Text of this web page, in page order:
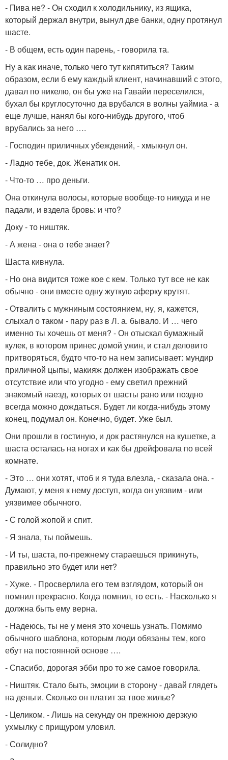
- Пива не? - Он сходил к холодильнику, из ящика,
который держал внутри, вынул две банки, одну протянул
шасте.
- В общем, есть один парень, - говорила та.
Ну а как иначе, только чего тут кипятиться? Таким
образом, если б ему каждый клиент, начинавший с этого,
давал по никелю, он бы уже на Гавайи переселился,
бухал бы круглосуточно да врубался в волны уаймиа - а
еще лучше, нанял бы кого-нибудь другого, чтоб
врубались за него ….
- Господин приличных убеждений, - хмыкнул он.
- Ладно тебе, док. Женатик он.
- Что-то … про деньги.
Она откинула волосы, которые вообще-то никуда и не
падали, и вздела бровь: и что?
Доку - то ништяк.
- А жена - она о тебе знает?
Шаста кивнула.
- Но она видится тоже кое с кем. Только тут все не как
обычно - они вместе одну жуткую аферку крутят.
- Отвалить с мужниным состоянием, ну, я, кажется,
слыхал о таком - пару раз в Л. а. бывало. И … чего
именно ты хочешь от меня? - Он отыскал бумажный
кулек, в котором принес домой ужин, и стал деловито
притворяться, будто что-то на нем записывает: мундир
приличной цыпы, макияж должен изображать свое
отсутствие или что угодно - ему светил прежний
знакомый наезд, которых от шасты рано или поздно
всегда можно дождаться. Будет ли когда-нибудь этому
конец, подумал он. Конечно, будет. Уже был.
Они прошли в гостиную, и док растянулся на кушетке, а
шаста осталась на ногах и как бы дрейфовала по всей
комнате.
- Это … они хотят, чтоб и я туда влезла, - сказала она. -
Думают, у меня к нему доступ, когда он уязвим - или
уязвимее обычного.
- С голой жопой и спит.
- Я знала, ты поймешь.
- И ты, шаста, по-прежнему стараешься прикинуть,
правильно это будет или нет?
- Хуже. - Просверлила его тем взглядом, который он
помнил прекрасно. Когда помнил, то есть. - Насколько я
должна быть ему верна.
- Надеюсь, ты не у меня это хочешь узнать. Помимо
обычного шаблона, которым люди обязаны тем, кого
ебут на постоянной основе ….
- Спасибо, дорогая эбби про то же самое говорила.
- Ништяк. Стало быть, эмоции в сторону - давай глядеть
на деньги. Сколько он платит за твое жилье?
- Целиком. - Лишь на секунду он прежнюю дерзкую
ухмылку с прищуром уловил.
- Солидно?